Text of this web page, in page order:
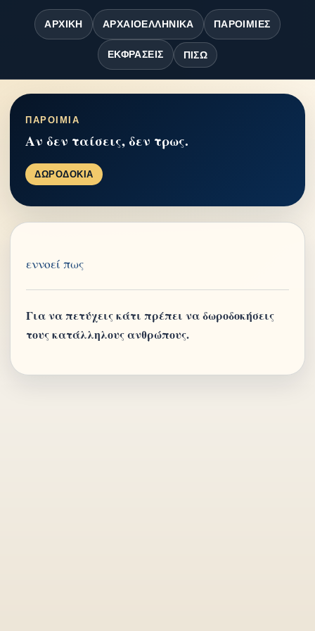
ΑΡΧΙΚΉ ΑΡΧΑΙΟΕΛΛΗΝΙΚΆ ΠΑΡΟΙΜΊΕΣ
ΕΚΦΡΆΣΕΙΣ ΠΊΣΩ
ΠΑΡΟΙΜΙΑ
Αν δεν ταίσεις, δεν τρως.
ΔΩΡΟΔΟΚΙΑ
εννοεί πως
Για να πετύχεις κάτι πρέπει να δωροδοκήσεις
τους κατάλληλους ανθρώπους.